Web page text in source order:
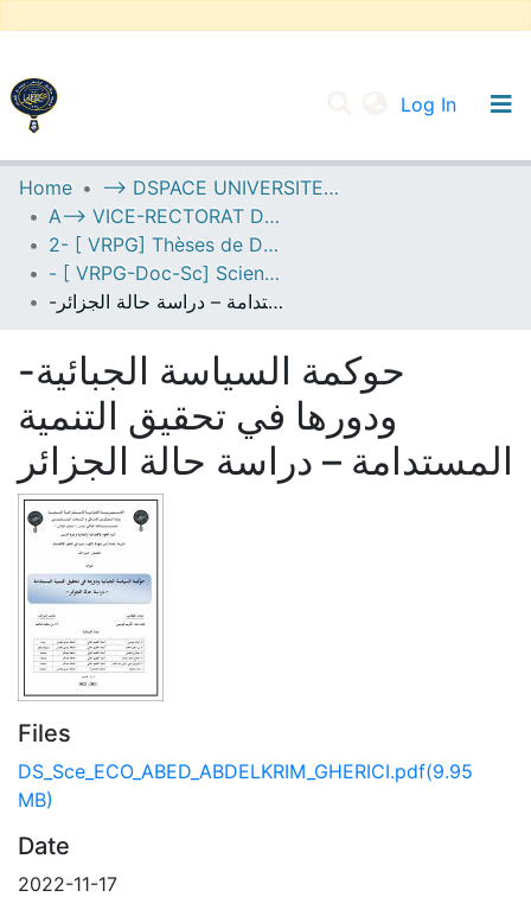
Log In
UNIVERSITY OF D.L SIDI BEL ABBES
Communities & Collections
All of DSpace
Statistics
Home
--> DSPACE UNIVERSITE DJILALLI LIABES DE SIDI BEL ABBES
A--> VICE-RECTORAT DE LA POST-GRADUATION
2- [ VRPG] Thèses de Doctorat en Sciences
- [ VRPG-Doc-Sc] Sciences économiques --- علوم إقتصادية
-حوكمة السياسة الجبائية ودورها في تحقيق التنمية المستدامة – دراسة حالة الجزائر
-حوكمة السياسة الجبائية
ودورها في تحقيق التنمية
المستدامة – دراسة حالة الجزائر
Files
DS_Sce_ECO_ABED_ABDELKRIM_GHERICI.pdf(9.95
MB)
Date
2022-11-17